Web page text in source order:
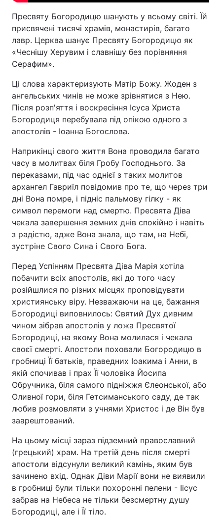
Здоров'я Туризм
Цікавинки Погода
Відео з Youtube Статті
Інтерв'ю Думки
Архів Вакансії
Контакти
ПОСЛУГИ
Реклама на сайті Фотобанк
Моніторинг Пресцентр
Пресвяту Богородицю шанують у всьому світі. Їй
присвячені тисячі храмів, монастирів, багато
лавр. Церква шанує Пресвяту Богородицю як
«Чеснішу Херувим і славнішу без порівняння
Серафим».
Ці слова характеризують Матір Божу. Жоден з
ангельських чинів не може зрівнятися з Нею.
Після розп'яття і воскресіння Ісуса Христа
Богородиця перебувала під опікою одного з
апостолів - Іоанна Богослова.
Наприкінці свого життя Вона проводила багато
часу в молитвах біля Гробу Господнього. За
переказами, під час однієї з таких молитов
архангел Гавриїл повідомив про те, що через три
дні Вона помре, і підніс пальмову гілку - як
символ перемоги над смертю. Пресвята Діва
чекала завершення земних днів спокійно і навіть
з радістю, адже Вона знала, що там, на Небі,
зустріне Свого Сина і Свого Бога.
Перед Успінням Пресвята Діва Марія хотіла
побачити всіх апостолів, які до того часу
розійшлися по різних місцях проповідувати
християнську віру. Незважаючи на це, бажання
Богородиці виповнилось: Святий Дух дивним
чином зібрав апостолів у ложа Пресвятої
Богородиці, на якому Вона молилася і чекала
своєї смерті. Апостоли поховали Богородицю в
гробниці Її батьків, праведних Іоакима і Анни, в
якій спочивав і прах Її чоловіка Йосипа
Обручника, біля самого підніжжя Єлеонської, або
Оливної гори, біля Гетсиманського саду, де так
любив розмовляти з учнями Христос і де Він був
заарештований.
На цьому місці зараз підземний православний
(грецький) храм. На третій день після смерті
апостоли відсунули великий камінь, яким був
зачинено вхід. Однак Діви Марії вони не виявили
в гробниці були тільки похоронні пелени - Іісус
забрав на Небеса не тільки безсмертну душу
Богородиці, але і Її тіло.